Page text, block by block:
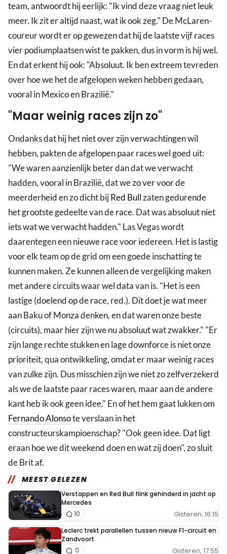
team, antwoordt hij eerlijk: "Ik vind deze vraag niet leuk
meer. Ik zit er altijd naast, wat ik ook zeg." De McLaren-
coureur wordt er op gewezen dat hij de laatste vijf races
vier podiumplaatsen wist te pakken, dus in vorm is hij wel.
En dat erkent hij ook: "Absoluut. Ik ben extreem tevreden
over hoe we het de afgelopen weken hebben gedaan,
vooral in Mexico en Brazilië."
"Maar weinig races zijn zo"
Ondanks dat hij het niet over zijn verwachtingen wil
hebben, pakten de afgelopen paar races wel goed uit:
"We waren aanzienlijk beter dan dat we verwacht
hadden, vooral in Brazilië, dat we zo ver voor de
meerderheid en zo dicht bijRed Bullzaten gedurende
het grootste gedeelte van de race. Dat was absoluut niet
iets wat we verwacht hadden." Las Vegas wordt
daarentegen een nieuwe race voor iedereen. Het is lastig
voor elk team op de grid om een goede inschatting te
kunnen maken. Ze kunnen alleen de vergelijking maken
met andere circuits waar wel data van is. "Het is een
lastige (doelend op de race, red.). Dit doet je wat meer
aan Baku of Monza denken, en dat waren onze beste
(circuits), maar hier zijn we nu absoluut wat zwakker." "Er
zijn lange rechte stukken en lage downforce is niet onze
prioriteit, qua ontwikkeling, omdat er maar weinig races
van zulke zijn. Dus misschien zijn we niet zo zelfverzekerd
als we de laatste paar races waren, maar aan de andere
kant heb ik ook geen idee." En of het hem gaat lukken om
Fernando Alonsote verslaan in het
constructeurskampioenschap? "Ook geen idee. Dat ligt
eraan hoe we dit weekend doen en wat zij doen", zo sluit
de Brit af.
MEEST GELEZEN
Verstappen en Red Bull flink gehinderd in jacht op
Mercedes
Gisteren, 16:15
10
Leclerc trekt parallellen tussen nieuw F1-circuit en
Zandvoort
Gisteren, 17:55
0